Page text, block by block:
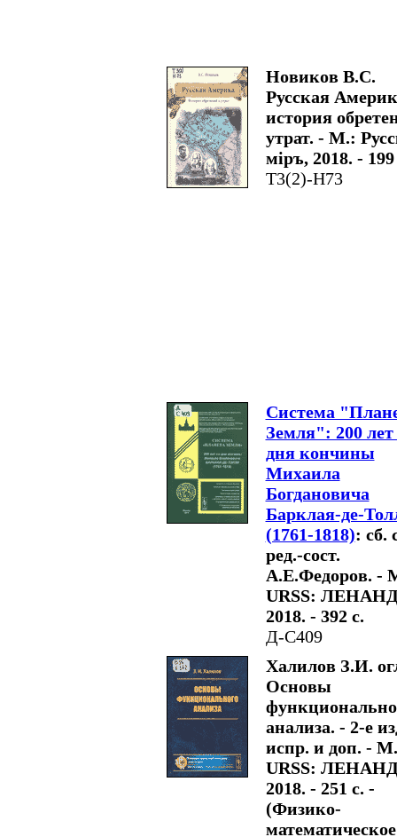
Новиков В.С.
Русская
история
утрат. - М.:
мiръ, 2018. - 199
Т3(2)-Н73
Система
Земля": 200 лет
дня кончины
Михаила
Богдановича
Барклая-де-
(1761-1818): сб.
ред.-сост.
А.Е.Федоров. -
URSS:
2018. - 392 с.
Д-С409
Халилов З.И.
Основы
анализа. - 2-е
испр. и доп. -
URSS:
2018. - 251 с. -
(Физико-
математическое